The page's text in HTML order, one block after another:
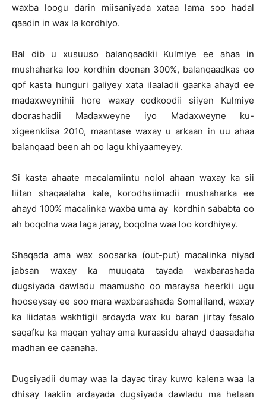
waxba loogu darin miisaniyada xataa lama soo hadal
qaadin in wax la kordhiyo.
Bal dib u xusuuso balanqaadkii Kulmiye ee ahaa in
mushaharka loo kordhin doonan 300%, balanqaadkas oo
qof kasta hunguri galiyey xata ilaaladii gaarka ahayd ee
madaxweynihii hore waxay codkoodii siiyen Kulmiye
doorashadii Madaxweyne iyo Madaxweyne ku-
xigeenkiisa 2010, maantase waxay u arkaan in uu ahaa
balanqaad been ah oo lagu khiyaameyey.
Si kasta ahaate macalamiintu nolol ahaan waxay ka sii
liitan shaqaalaha kale, korodhsiimadii mushaharka ee
ahayd 100% macalinka waxba uma ay kordhin sababta oo
ah boqolna waa laga jaray, boqolna waa loo kordhiyey.
Shaqada ama wax soosarka (out-put) macalinka niyad
jabsan waxay ka muuqata tayada waxbarashada
dugsiyada dawladu maamusho oo maraysa heerkii ugu
hooseysay ee soo mara waxbarashada Somaliland, waxay
ka liidataa wakhtigii ardayda wax ku baran jirtay fasalo
saqafku ka maqan yahay ama kuraasidu ahayd daasadaha
madhan ee caanaha.
Dugsiyadii dumay waa la dayac tiray kuwo kalena waa la
dhisay laakiin ardayada dugsiyada dawladu ma helaan